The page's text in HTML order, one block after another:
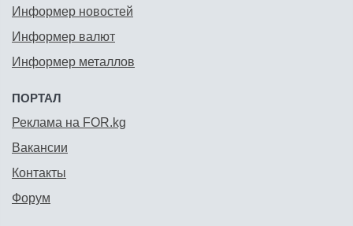
Информер новостей
Информер валют
Информер металлов
ПОРТАЛ
Реклама на FOR.kg
Вакансии
Контакты
Форум